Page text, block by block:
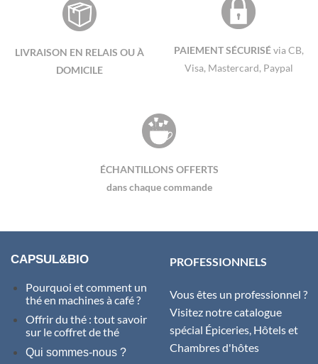
LIVRAISON EN RELAIS OU À
DOMICILE
PAIEMENT SÉCURISÉvia CB,
Visa, Mastercard, Paypal
ÉCHANTILLONS OFFERTS
dans chaque commande
CAPSUL&BIO
Pourquoi et comment un
thé en machines à café ?
Offrir du thé : tout savoir
sur le coffret de thé
Qui sommes-nous ?
PROFESSIONNELS
Vous êtes un professionnel ?
Visitez notre catalogue
spécial Épiceries, Hôtels et
Chambres d'hôtes